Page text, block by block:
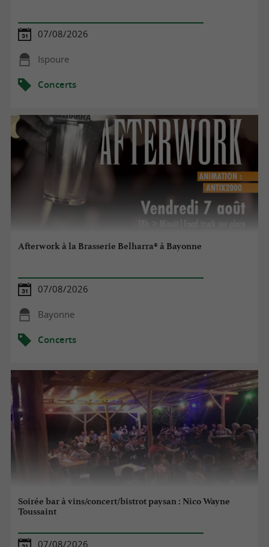
07/08/2026
Ispoure
Concerts
Afterwork à la Brasserie Belharra® à Bayonne
07/08/2026
Bayonne
Concerts
Soirée bar à vins/concert/bistrot paysan : Nico Wayne
Toussaint
07/08/2026